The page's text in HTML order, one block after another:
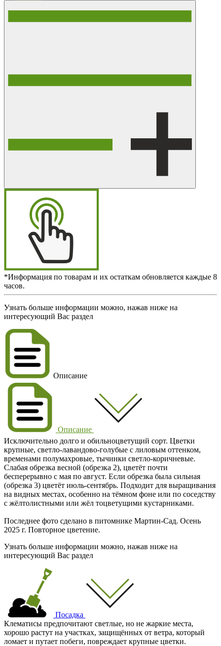
*Информация по товарам и их остаткам обновляется каждые 8
часов.
Узнать больше информации можно, нажав ниже на
интересующий Вас раздел
Описание
Описание
Исключительно долго и обильноцветущий сорт. Цветки
крупные, светло-лавандово-голубые с лиловым оттенком,
временами полумахровые, тычинки светло-коричневые.
Слабая обрезка весной (обрезка 2), цветёт почти
бесперерывно с мая по август. Если обрезка была сильная
(обрезка 3) цветёт июль-сентябрь. Подходит для выращивания
на видных местах, особенно на тёмном фоне или по соседству
с жёлтолистными или жёл тоцветущими кустарниками.
Последнее фото сделано в питомнике Мартин-Сад. Осень
2025 г. Повторное цветение.
Узнать больше информации можно, нажав ниже на
интересующий Вас раздел
Посадка
Клематисы предпочитают светлые, но не жаркие места,
хорошо растут на участках, защищённых от ветра, который
ломает и путает побеги, повреждает крупные цветки.